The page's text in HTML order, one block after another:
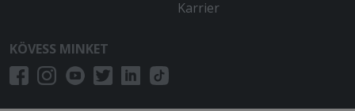
Karrier
KÖVESS MINKET